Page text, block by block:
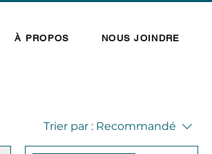
À PROPOS NOUS JOINDRE
Trier par : Recommandé